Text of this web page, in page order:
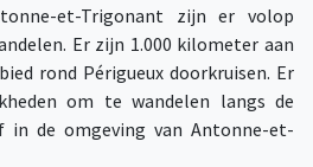
et-Trigonant zijn er volop
Er zijn 1.000 kilometer aan
rond Périgueux doorkruisen. Er
om te wandelen langs de
in de omgeving van Antonne-et-